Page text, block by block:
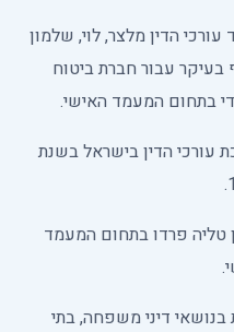
הדין מלצר, לוי, שלמון
בעיקר עבור חברת ביטוח
בתחום המעמד האישי.
עורכי הדין בישראל בשנת
פרדו בתחום המעמד
דיני משפחה, בתי